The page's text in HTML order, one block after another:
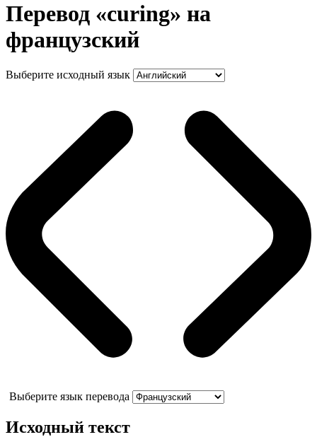
Перевод «curing» на
французский
Выберите исходный язык
Выберите язык перевода
Исходный текст